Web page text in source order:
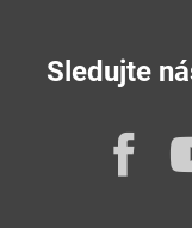
Sledujte